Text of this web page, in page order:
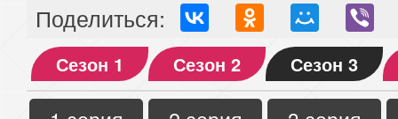
Поделиться:
Сезон 1 Сезон 2 Сезон 3